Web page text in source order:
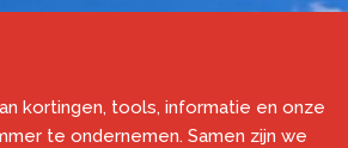
kortingen, tools, informatie en onze
te ondernemen. Samen zijn we